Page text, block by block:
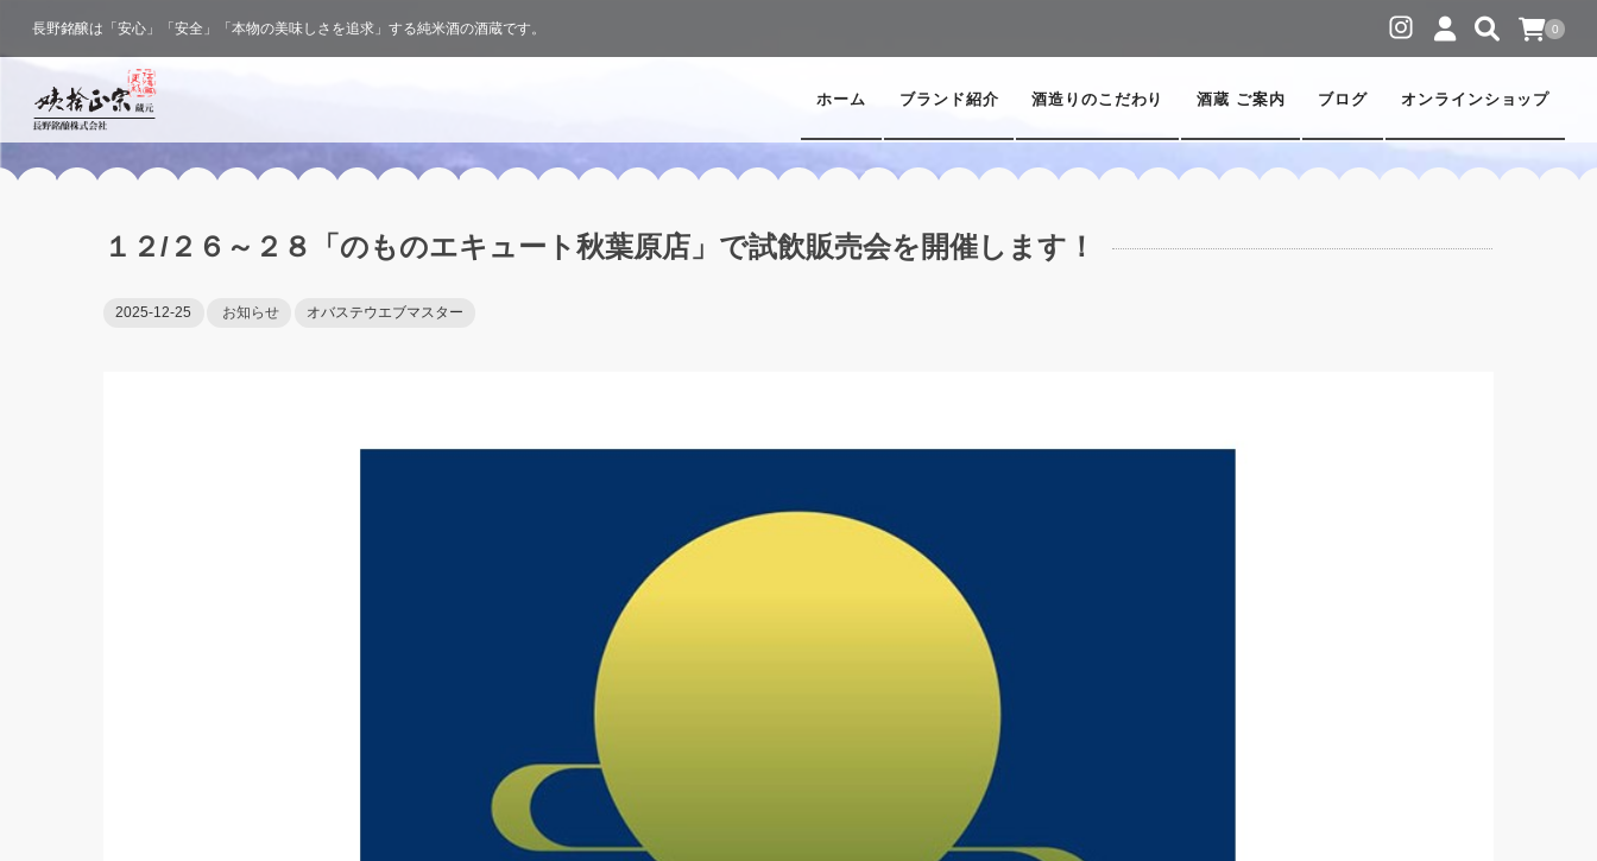
0
ホーム ブランド紹介 酒造りのこだわり 酒蔵 ご案内 ブログ オンラインショップ
長野銘醸は「安心」「安全」「本物の美味しさを追求」する純米酒の酒蔵です。
１２/２６～２８「のものエキュート秋葉原店」で試飲販売会を開催します！
2025-12-25 お知らせ オバステウエブマスター